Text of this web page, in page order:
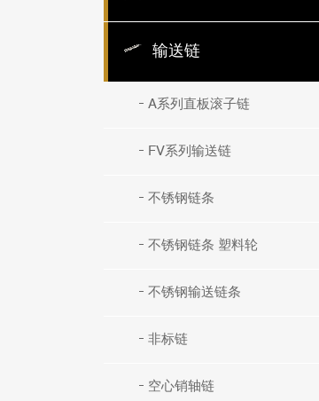
输送链
A系列直板滚子链
FV系列输送链
不锈钢链条
不锈钢链条 塑料轮
不锈钢输送链条
非标链
空心销轴链